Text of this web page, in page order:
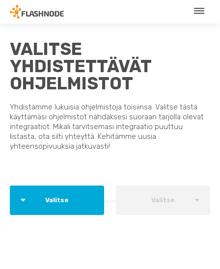
VALITSE
YHDISTETTÄVÄT
OHJELMISTOT
Yhdistämme lukuisia ohjelmistoja toisiinsa. Valitse tästä
käyttämäsi ohjelmistot nähdäksesi suoraan tarjolla olevat
integraatiot. Mikäli tarvitsemasi integraatio puuttuu
listasta, ota silti yhteyttä. Kehitämme uusia
yhteensopivuuksia jatkuvasti!
Valitse Valitse